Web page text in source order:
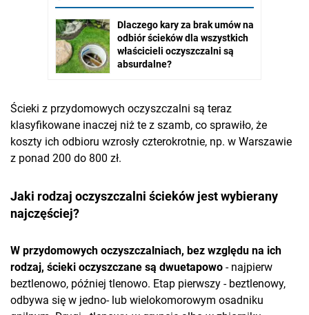
Ścieki z przydomowych oczyszczalni są teraz
klasyfikowane inaczej niż te z szamb, co sprawiło, że
koszty ich odbioru wzrosły czterokrotnie, np. w Warszawie
z ponad 200 do 800 zł.
Jaki rodzaj oczyszczalni ścieków jest wybierany
najczęściej?
W przydomowych oczyszczalniach, bez względu na ich
rodzaj, ścieki oczyszczane są dwuetapowo - najpierw
beztlenowo, później tlenowo. Etap pierwszy - beztlenowy,
odbywa się w jedno- lub wielokomorowym osadniku